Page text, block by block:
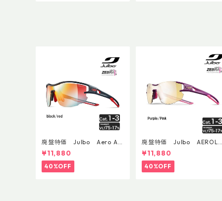
廃盤特価 Julbo Aero Asi
anFit
¥11,880
40%OFF
廃盤特価 Julbo
E AsianFit
¥11,880
40%OFF